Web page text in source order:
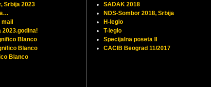
Srbija 2023
mail
2023.godina!
Blanco
Blanco
Blanco
SADAK 2018
NDS-Sombor 2018, Srbija
H-leglo
T-leglo
Specijalna poseta II
CACIB Beograd 11/2017